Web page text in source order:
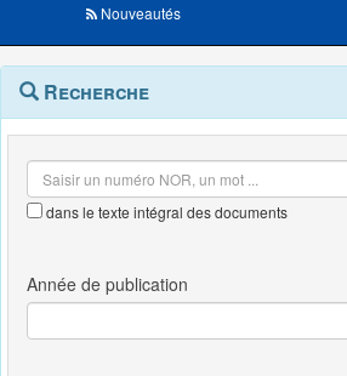
Nouveautés
Navigation
outils
Menu
contextuel
Recherche
dans le texte intégral des documents